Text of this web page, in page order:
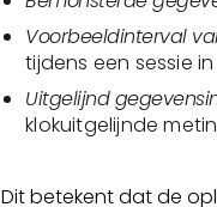
Voorbeeldinterval
tijdens een sessie
Uitgelijnd
klokuitgelijnde
Dit betekent dat de